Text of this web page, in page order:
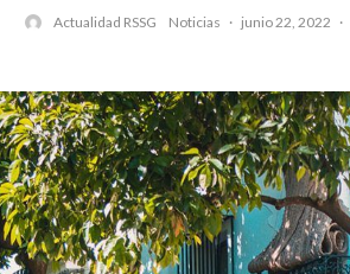
Actualidad RSSG Noticias · junio 22, 2022 ·